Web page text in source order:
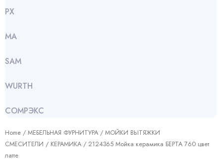
РХ
МА
SАМ
WURTH
СОМРЭКС
Home / МЕБЕЛЬНАЯ ФУРНИТУРА / МОЙКИ ВЫТЯЖКИ
СМЕСИТЕЛИ / КЕРАМИКА / 2124365 Мойка керамика БЕРТА 760 цвет
латте